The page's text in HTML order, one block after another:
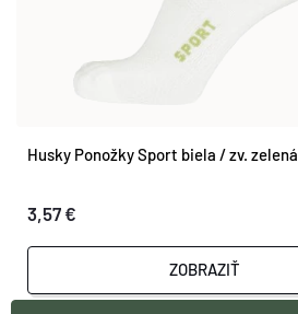
Husky Ponožky Sport biela / zv. zelená
3,57 €
ZOBRAZIŤ